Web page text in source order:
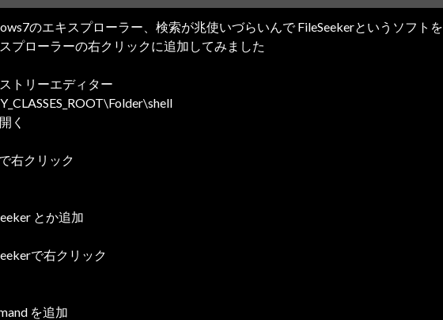
のエキスプローラー、検索が兆使いづらいんで FileSeekerというソフトを
プローラーの右クリックに追加してみました
トリーエディター
く
右クリック
とか追加
で右クリック
を追加